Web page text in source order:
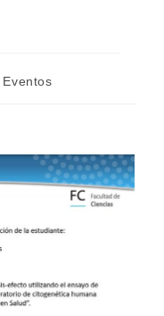
Eventos